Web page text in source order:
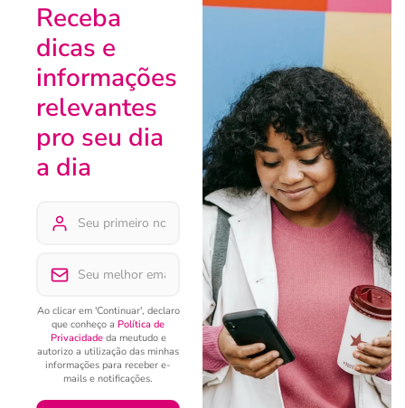
Receba
dicas e
informações
relevantes
pro seu dia
a dia
Ao clicar em 'Continuar', declaro
que conheço a Política de
Privacidadeda meutudo e
autorizo a utilização das minhas
informações para receber e-
mails e notificações.